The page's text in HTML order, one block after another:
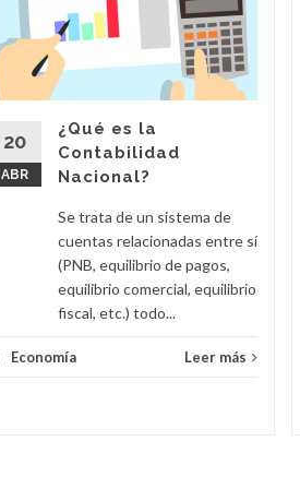
20
ABR
¿Qué es la
Contabilidad
Nacional?
Se trata de un sistema de
cuentas relacionadas entre sí
(PNB, equilibrio de pagos,
equilibrio comercial, equilibrio
fiscal, etc.) todo...
Economía Leer más